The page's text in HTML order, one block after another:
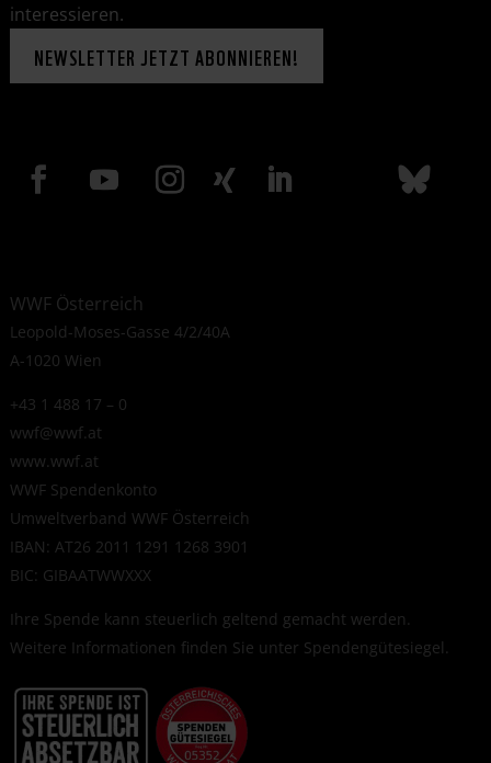
interessieren.
NEWSLETTER JETZT ABONNIEREN!
WWF Österreich
Leopold-Moses-Gasse 4/2/40A
A-1020 Wien
+43 1 488 17 – 0
wwf@wwf.at
www.wwf.at
WWF Spendenkonto
Umweltverband WWF Österreich
IBAN: AT26 2011 1291 1268 3901
BIC: GIBAATWWXXX
Ihre Spende kann steuerlich geltend gemacht werden.
Weitere Informationen finden Sie unter Spendengütesiegel.